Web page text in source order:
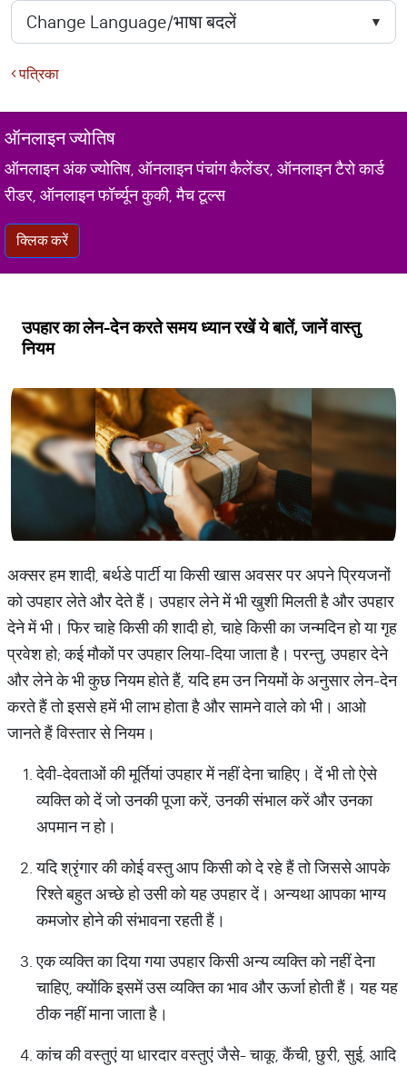
पत्रिका
ऑनलाइन ज्योतिष
ऑनलाइन अंक ज्योतिष, ऑनलाइन पंचांग कैलेंडर, ऑनलाइन टैरो कार्ड
रीडर, ऑनलाइन फॉर्च्यून कुकी, मैच टूल्स
क्लिक करें
उपहार का लेन-देन करते समय ध्यान रखें ये बातें, जानें वास्तु
नियम
अक्सर हम शादी, बर्थडे पार्टी या किसी खास अवसर पर अपने प्रियजनों
को उपहार लेते और देते हैं। उपहार लेने में भी खुशी मिलती है और उपहार
देने में भी। फिर चाहे किसी की शादी हो, चाहे किसी का जन्मदिन हो या गृह
प्रवेश हो; कई मौकों पर उपहार लिया-दिया जाता है। परन्तु, उपहार देने
और लेने के भी कुछ नियम होते हैं, यदि हम उन नियमों के अनुसार लेन-देन
करते हैं तो इससे हमें भी लाभ होता है और सामने वाले को भी। आओ
जानते हैं विस्तार से नियम।
देवी-देवताओं की मूर्तियां उपहार में नहीं देना चाहिए। दें भी तो ऐसे
व्यक्ति को दें जो उनकी पूजा करें, उनकी संभाल करें और उनका
अपमान न हो।
यदि श्रृंगार की कोई वस्तु आप किसी को दे रहे हैं तो जिससे आपके
रिश्ते बहुत अच्छे हो उसी को यह उपहार दें। अन्यथा आपका भाग्य
कमजोर होने की संभावना रहती हैं।
एक व्यक्ति का दिया गया उपहार किसी अन्य व्यक्ति को नहीं देना
चाहिए, क्योंकि इसमें उस व्यक्ति का भाव और ऊर्जा होती हैं। यह यह
ठीक नहीं माना जाता है।
कांच की वस्तुएं या धारदार वस्तुएं जैसे- चाकू, कैंची, छुरी, सुई, आदि